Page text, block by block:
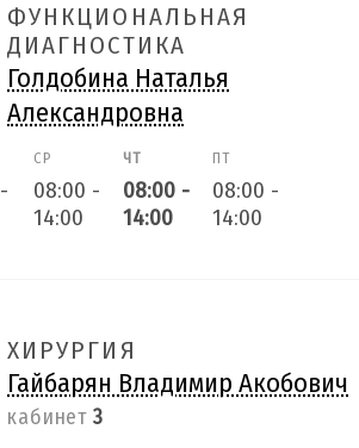
ФУНКЦИОНАЛЬНАЯ
ДИАГНОСТИКА
Голдобина Наталья
Александровна
-
СР
08:00 -
14:00
ЧТ
08:00 -
14:00
ПТ
08:00 -
14:00
ХИРУРГИЯ
Гайбарян Владимир Акобович
кабинет 3